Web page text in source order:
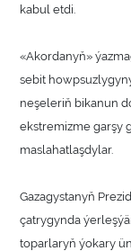
kabul etdi.
«Akordanyň»
sebit
neşeleriň bikanun
ekstremizme garşy
maslahatlaşdylar.
Gazagystanyň
çatrygynda
toparlaryň ýokary